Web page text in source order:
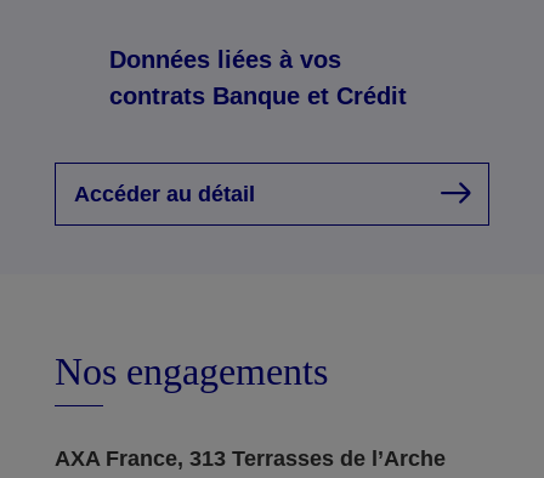
Données liées à vos
contrats Banque et Crédit
Accéder au détail
Nos engagements
AXA France, 313 Terrasses de l’Arche